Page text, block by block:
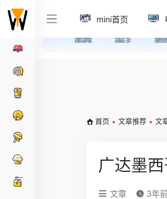
mini首页
首页 • 文章推荐 • 文
广达墨
文章 3年